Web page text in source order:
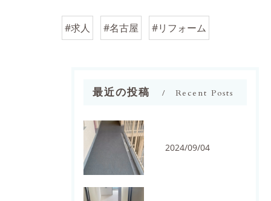
#求人 #名古屋 #リフォーム
最近の投稿 Recent Posts
2024/09/04